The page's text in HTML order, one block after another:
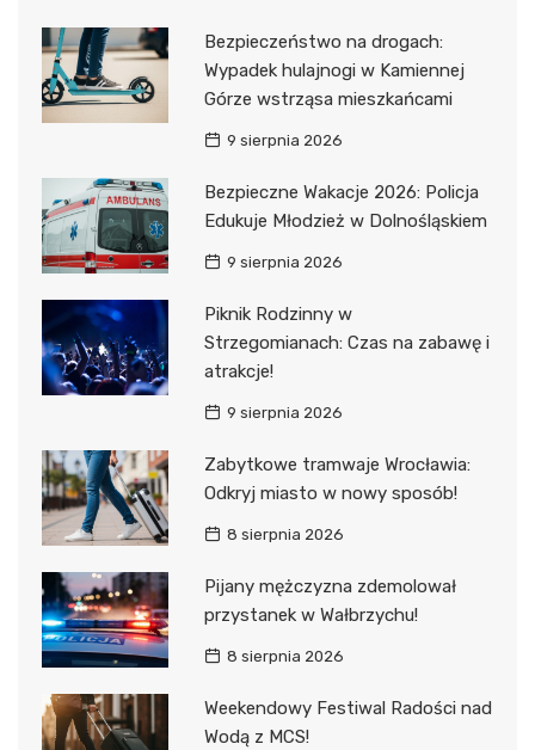
Bezpieczeństwo na drogach:
Wypadek hulajnogi w Kamiennej
Górze wstrząsa mieszkańcami
9 sierpnia 2026
Bezpieczne Wakacje 2026: Policja
Edukuje Młodzież w Dolnośląskiem
9 sierpnia 2026
Piknik Rodzinny w
Strzegomianach: Czas na zabawę i
atrakcje!
9 sierpnia 2026
Zabytkowe tramwaje Wrocławia:
Odkryj miasto w nowy sposób!
8 sierpnia 2026
Pijany mężczyzna zdemolował
przystanek w Wałbrzychu!
8 sierpnia 2026
Weekendowy Festiwal Radości nad
Wodą z MCS!